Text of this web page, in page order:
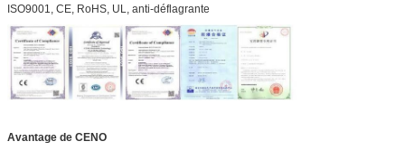
ISO9001, CE, RoHS, UL, anti-déflagrante
Avantage de CENO